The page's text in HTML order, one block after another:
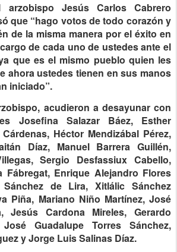
Jesús Carlos Cabrero
que “hago votos de todo corazón y
de la misma manera por el éxito en
de cada uno de ustedes ante el
que es el mismo pueblo quien les
ahora ustedes tienen en sus manos
iniciado”.
acudieron a desayunar con
Josefina Salazar Báez, Esther
Héctor Mendizábal Pérez,
Díaz, Manuel Barrera Guillén,
Sergio Desfassiux Cabello,
Fábregat, Enrique Alejandro Flores
de Lira, Xitlálic Sánchez
Piña, Mariano Niño Martínez, José
Jesús Cardona Mireles, Gerardo
Guadalupe Torres Sánchez,
y Jorge Luis Salinas Díaz.